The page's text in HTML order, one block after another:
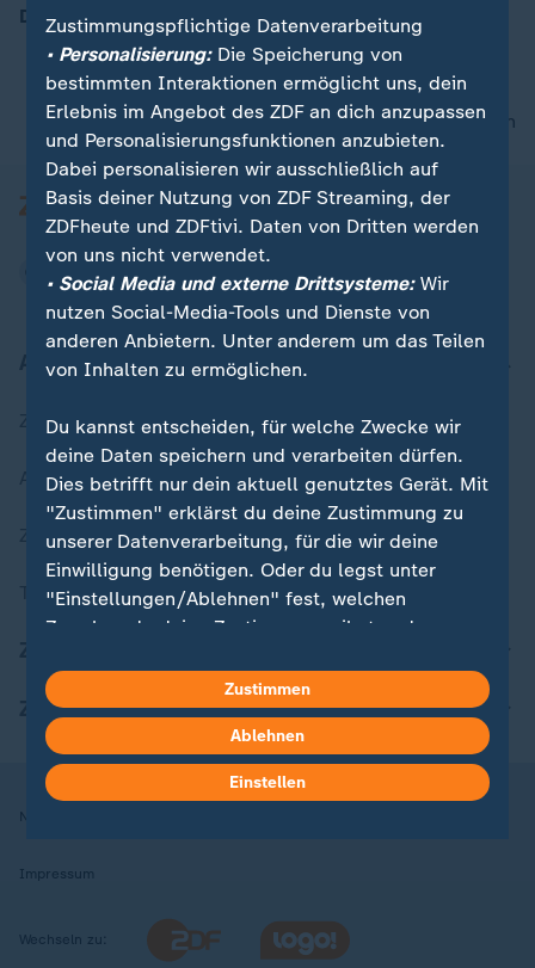
Druck auf die EU.
nach oben
Aktuell bei ZDFheute
Zuletzt veröffentlicht
Aktuelle Sendungs-Videos
ZDFheute Stories
Themen im Überblick
ZDFheute Apps
Nutzungsbedingungen
Impressum
Wechseln zu:
Zustimmungspflichtige Datenverarbeitung
• Personalisierung:Die Speicherung von
bestimmten Interaktionen ermöglicht uns, dein
Erlebnis im Angebot des ZDF an dich anzupassen
und Personalisierungsfunktionen anzubieten.
Dabei personalisieren wir ausschließlich auf
Basis deiner Nutzung von ZDF Streaming, der
ZDFheute und ZDFtivi. Daten von Dritten werden
von uns nicht verwendet.
• Social Media und externe Drittsysteme:Wir
nutzen Social-Media-Tools und Dienste von
anderen Anbietern. Unter anderem um das Teilen
von Inhalten zu ermöglichen.
Du kannst entscheiden, für welche Zwecke wir
deine Daten speichern und verarbeiten dürfen.
Dies betrifft nur dein aktuell genutztes Gerät. Mit
"Zustimmen" erklärst du deine Zustimmung zu
unserer Datenverarbeitung, für die wir deine
Einwilligung benötigen. Oder du legst unter
"Einstellungen/Ablehnen" fest, welchen
Zwecken du deine Zustimmung gibst und
kannst du jederzeit mit Wirkung für die Zukunft
in deinen Einstellungen widerrufen oder ändern.
Hier findest du das Impressum.
Weitere Informationen findest du in unserer
Zustimmen
Ablehnen
Einstellen